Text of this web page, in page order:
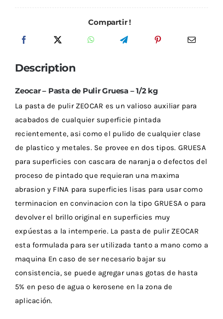
Pulir
-
1/2
cantidad
Compartir !
Description
Zeocar – Pasta de Pulir Gruesa – 1/2 kg
La pasta de pulir ZEOCAR es un valioso auxiliar para
acabados de cualquier superficie pintada
recientemente, asi como el pulido de cualquier clase
de plastico y metales. Se provee en dos tipos. GRUESA
para superficies con cascara de naranja o defectos del
proceso de pintado que requieran una maxima
abrasion y FINA para superficies lisas para usar como
terminacion en convinacion con la tipo GRUESA o para
devolver el brillo original en superficies muy
expúestas a la intemperie. La pasta de pulir ZEOCAR
esta formulada para ser utilizada tanto a mano como a
maquina En caso de ser necesario bajar su
consistencia, se puede agregar unas gotas de hasta
5% en peso de agua o kerosene en la zona de
aplicación.